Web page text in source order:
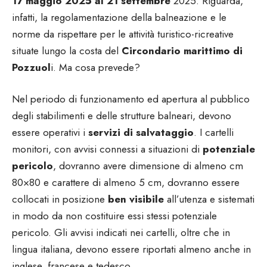
infatti, la regolamentazione della balneazione e le
norme da rispettare per le attività turistico-ricreative
situate lungo la costa del Circondario marittimo di
Pozzuoli. Ma cosa prevede?
Nel periodo di funzionamento ed apertura al pubblico
degli stabilimenti e delle strutture balneari, devono
essere operativi i servizi di salvataggio. I cartelli
monitori, con avvisi connessi a situazioni di potenziale
pericolo, dovranno avere dimensione di almeno cm
80×80 e carattere di almeno 5 cm, dovranno essere
collocati in posizione ben visibile all’utenza e sistemati
in modo da non costituire essi stessi potenziale
pericolo. Gli avvisi indicati nei cartelli, oltre che in
lingua italiana, devono essere riportati almeno anche in